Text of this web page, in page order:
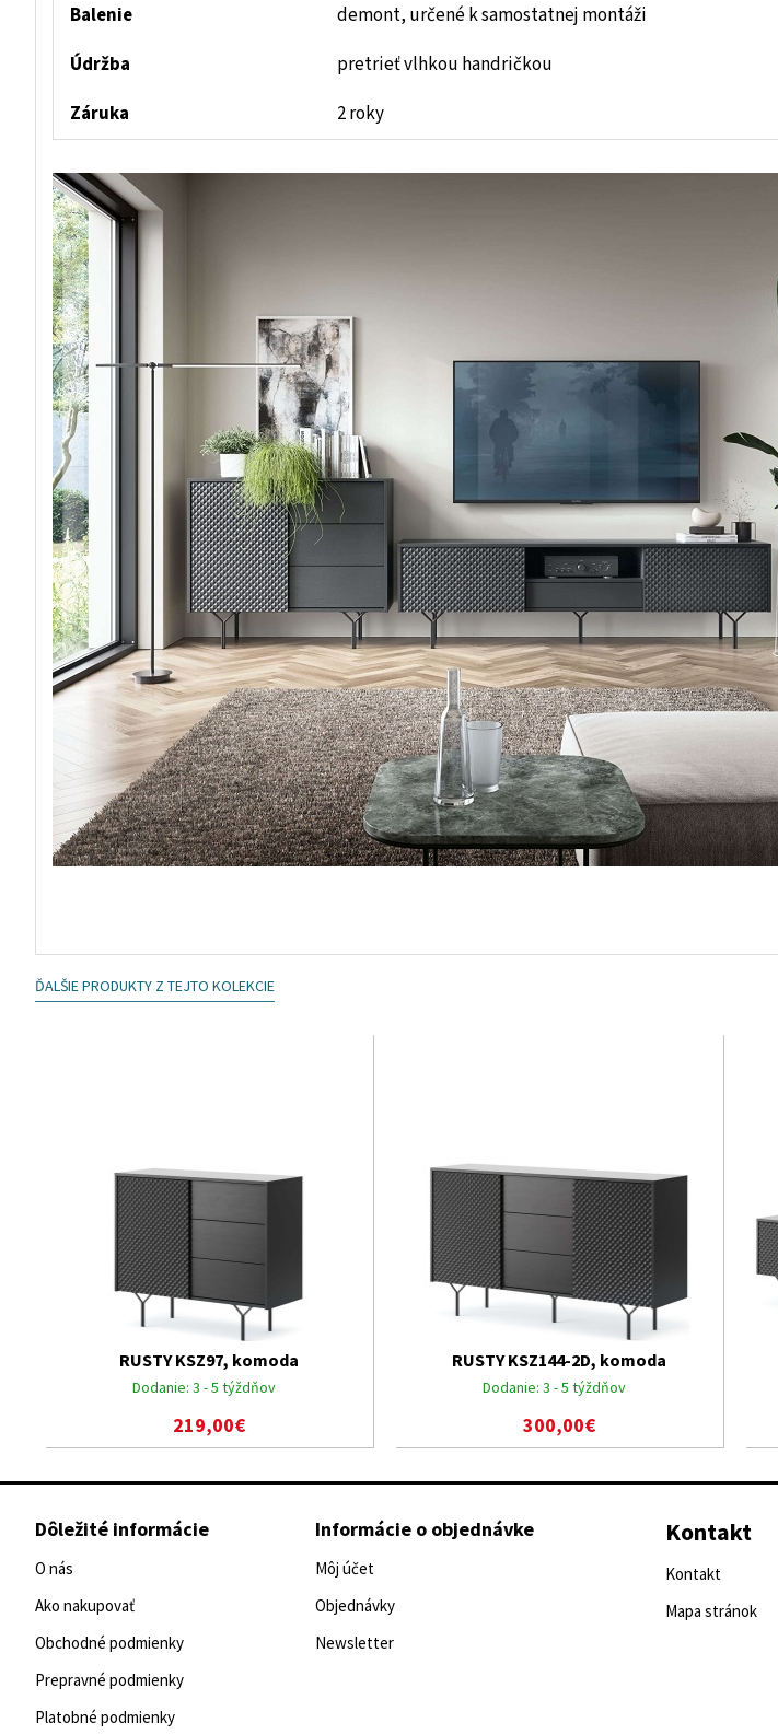
Balenie
demont, určené k samostatnej montáži
Údržba
pretrieť vlhkou handričkou
Záruka
2 roky
ĎALŠIE PRODUKTY Z TEJTO KOLEKCIE
Dodanie: 3 - 5 týždňov
RUSTY KSZ97, komoda
219,00€
Dodanie: 3 - 5 týždňov
RUSTY KSZ144-2D, komoda
300,00€
Dôležité informácie
O nás
Ako nakupovať
Obchodné podmienky
Prepravné podmienky
Platobné podmienky
Informácie o objednávke
Môj účet
Objednávky
Newsletter
Kontakt
Kontakt
Mapa stránok